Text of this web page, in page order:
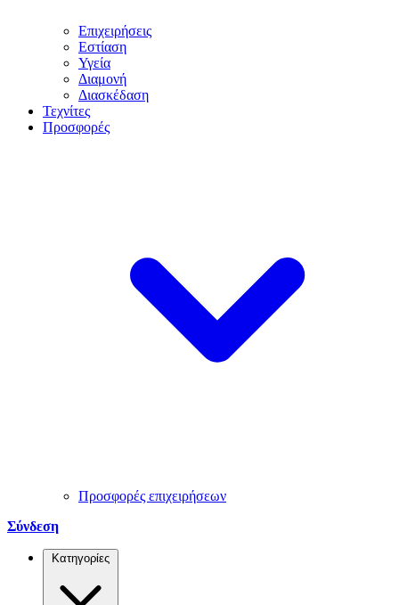
Επιχειρήσεις
Εστίαση
Υγεία
Διαμονή
Διασκέδαση
Τεχνίτες
Προσφορές
Προσφορές επιχειρήσεων
Σύνδεση
Κατηγορίες